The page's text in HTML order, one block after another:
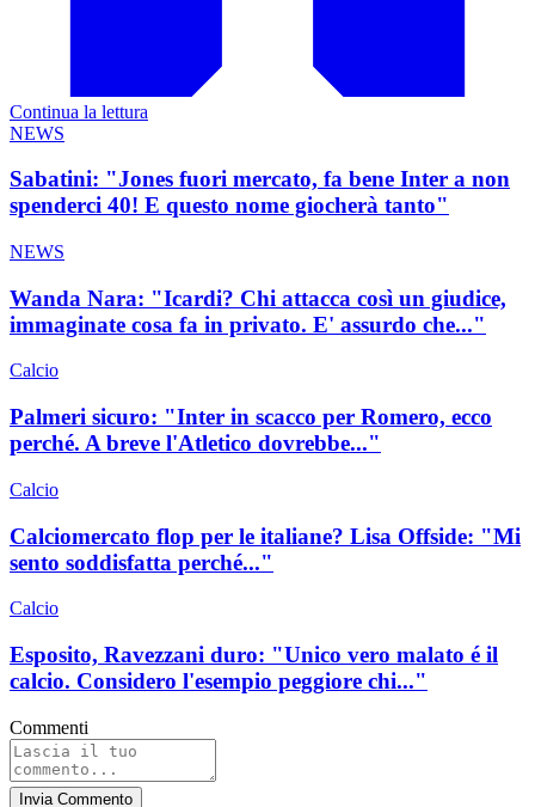
Continua la lettura
NEWS
Sabatini: "Jones fuori mercato, fa bene Inter a non
spenderci 40! E questo nome giocherà tanto"
NEWS
Wanda Nara: "Icardi? Chi attacca così un giudice,
immaginate cosa fa in privato. E' assurdo che..."
Calcio
Palmeri sicuro: "Inter in scacco per Romero, ecco
perché. A breve l'Atletico dovrebbe..."
Calcio
Calciomercato flop per le italiane? Lisa Offside: "Mi
sento soddisfatta perché..."
Calcio
Esposito, Ravezzani duro: "Unico vero malato é il
calcio. Considero l'esempio peggiore chi..."
Commenti
Invia Commento